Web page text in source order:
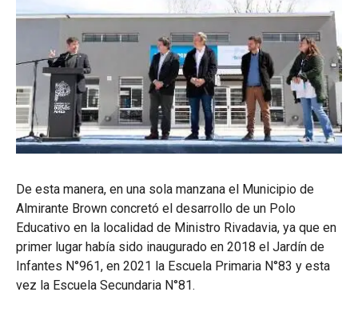
De esta manera, en una sola manzana el Municipio de
Almirante Brown concretó el desarrollo de un Polo
Educativo en la localidad de Ministro Rivadavia, ya que en
primer lugar había sido inaugurado en 2018 el Jardín de
Infantes N°961, en 2021 la Escuela Primaria N°83 y esta
vez la Escuela Secundaria N°81.